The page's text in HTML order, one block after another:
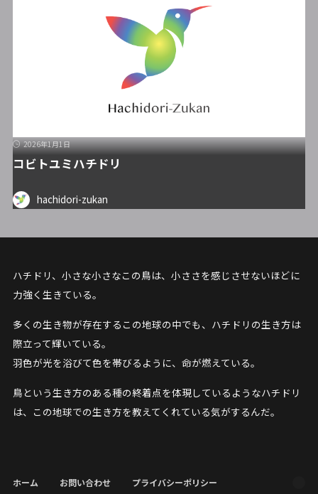
2026年1月1日
コビトユミハチドリ
hachidori-zukan
ハチドリ、小さな小さなこの鳥は、小ささを感じさせないほどに
力強く生きている。
多くの生き物が存在するこの地球の中でも、ハチドリの生き方は
際立って輝いている。
羽色が光を浴びて色を帯びるように、命が燃えている。
鳥という生き方のある種の終着点を体現しているようなハチドリ
は、この地球での生き方を教えてくれている気がするんだ。
ホーム お問い合わせ プライバシーポリシー